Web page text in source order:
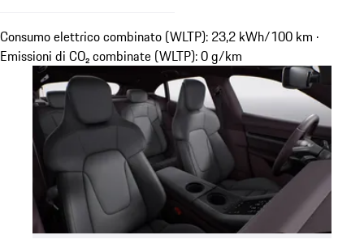
Consumo elettrico combinato (WLTP): 23,2 kWh/100 km ·
Emissioni di CO₂ combinate (WLTP): 0 g/km